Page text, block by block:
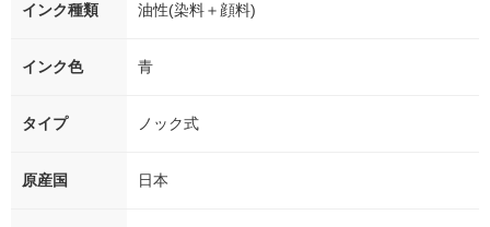
インク種類 油性(染料＋顔料)
インク色 青
タイプ ノック式
原産国 日本